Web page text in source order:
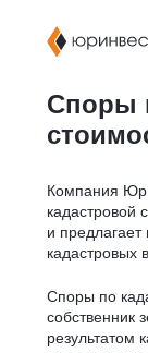
Споры
Компания
кадастровой
и предлагает
кадастровых
Споры по
собственник
результатом